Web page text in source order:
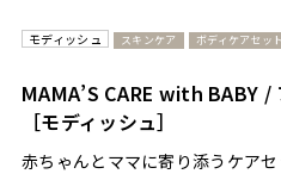
モディッシュ スキンケア ボディケアセット
MAMA’S CARE with BABY /
［モディッシュ］
赤ちゃんとママに寄り添うケアセ